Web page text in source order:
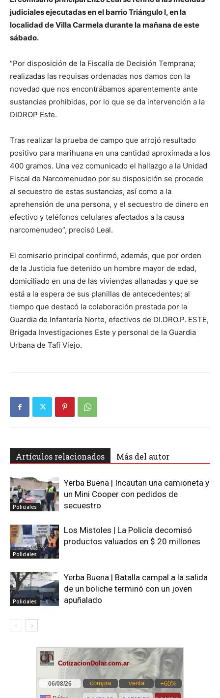
judiciales ejecutadas en el barrio Triángulo I, en la
localidad de Villa Carmela durante la mañana de este
sábado.
“Por disposición de la Fiscalía de Decisión Temprana;
realizadas las requisas ordenadas nos damos con la
novedad que nos encontrábamos aparentemente ante
sustancias prohibidas, por lo que se da intervención a la
DIDROP Este.
Tras realizar la prueba de campo que arrojó resultado
positivo para marihuana en una cantidad aproximada a los
400 gramos. Una vez comunicado el hallazgo a la Unidad
Fiscal de Narcomenudeo por su disposición se procede
al secuestro de estas sustancias, así como a la
aprehensión de una persona, y el secuestro de dinero en
efectivo y teléfonos celulares afectados a la causa
narcomenudeo”, precisó Leal.
El comisario principal confirmó, además, que por orden
de la Justicia fue detenido un hombre mayor de edad,
domiciliado en una de las viviendas allanadas y que se
está a la espera de sus planillas de antecedentes; al
tiempo que destacó la colaboración prestada por la
Guardia de Infantería Norte, efectivos de DI.DRO.P. ESTE,
Brigada Investigaciones Este y personal de la Guardia
Urbana de Tafí Viejo.
Artículos relacionados Más del autor
Policiales
Yerba Buena | Incautan una camioneta y
un Mini Cooper con pedidos de
secuestro
Policiales
Los Mistoles | La Policía decomisó
productos valuados en $ 20 millones
Policiales
Yerba Buena | Batalla campal a la salida
de un boliche terminó con un joven
apuñalado